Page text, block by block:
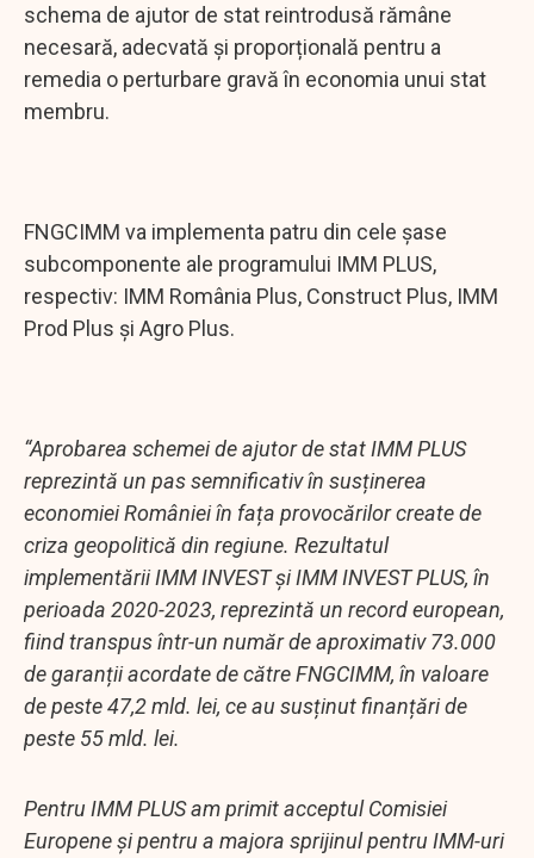
schema de ajutor de stat reintrodusă rămâne
necesară, adecvată și proporțională pentru a
remedia o perturbare gravă în economia unui stat
membru.
FNGCIMM va implementa patru din cele șase
subcomponente ale programului IMM PLUS,
respectiv: IMM România Plus, Construct Plus, IMM
Prod Plus și Agro Plus.
“Aprobarea schemei de ajutor de stat IMM PLUS
reprezintă un pas semnificativ în susținerea
economiei României în fața provocărilor create de
criza geopolitică din regiune. Rezultatul
implementării IMM INVEST și IMM INVEST PLUS, în
perioada 2020-2023, reprezintă un record european,
fiind transpus într-un număr de aproximativ 73.000
de garanții acordate de către FNGCIMM, în valoare
de peste 47,2 mld. lei, ce au susținut finanțări de
peste 55 mld. lei.
Pentru IMM PLUS am primit acceptul Comisiei
Europene și pentru a majora sprijinul pentru IMM-uri